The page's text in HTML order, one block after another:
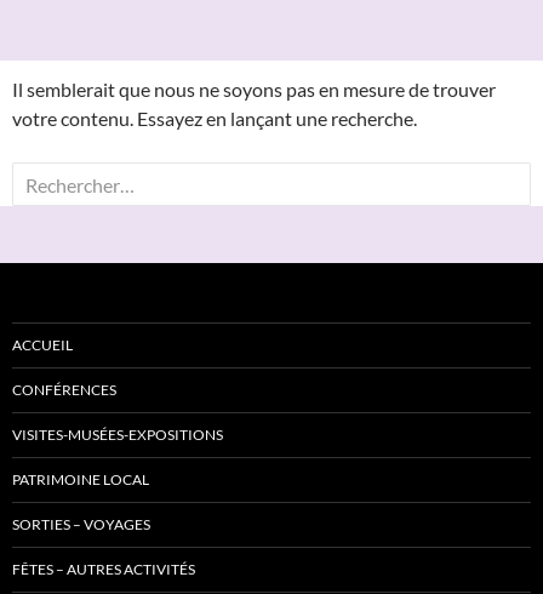
Il semblerait que nous ne soyons pas en mesure de trouver
votre contenu. Essayez en lançant une recherche.
Rechercher :
ACCUEIL
CONFÉRENCES
VISITES-MUSÉES-EXPOSITIONS
PATRIMOINE LOCAL
SORTIES – VOYAGES
FÊTES – AUTRES ACTIVITÉS